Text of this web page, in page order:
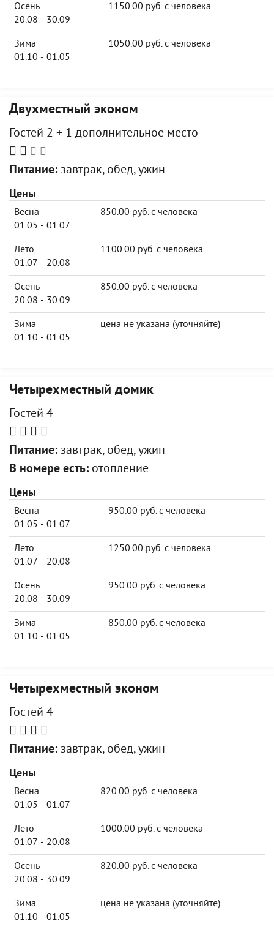
Осень
20.08 - 30.09
1150.00 руб. с человека
Зима
01.10 - 01.05
1050.00 руб. с человека
Двухместный эконом
Гостей 2 + 1 дополнительное место
Питание: завтрак, обед, ужин
Цены
Весна
01.05 - 01.07
850.00 руб. с человека
Лето
01.07 - 20.08
1100.00 руб. с человека
Осень
20.08 - 30.09
850.00 руб. с человека
Зима
01.10 - 01.05
цена не указана (уточняйте)
Четырехместный домик
Гостей 4
Питание: завтрак, обед, ужин
В номере есть: отопление
Цены
Весна
01.05 - 01.07
950.00 руб. с человека
Лето
01.07 - 20.08
1250.00 руб. с человека
Осень
20.08 - 30.09
950.00 руб. с человека
Зима
01.10 - 01.05
850.00 руб. с человека
Четырехместный эконом
Гостей 4
Питание: завтрак, обед, ужин
Цены
Весна
01.05 - 01.07
820.00 руб. с человека
Лето
01.07 - 20.08
1000.00 руб. с человека
Осень
20.08 - 30.09
820.00 руб. с человека
Зима
01.10 - 01.05
цена не указана (уточняйте)